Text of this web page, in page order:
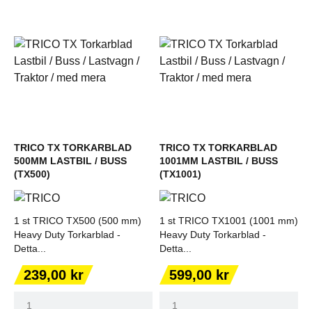
TRICO TX TORKARBLAD
500MM LASTBIL / BUSS
(TX500)
1 st TRICO TX500 (500 mm)
Heavy Duty Torkarblad -
Detta...
Pris
239,00 kr
TRICO TX TORKARBLAD
1001MM LASTBIL / BUSS
(TX1001)
1 st TRICO TX1001 (1001 mm)
Heavy Duty Torkarblad -
Detta...
Pris
599,00 kr